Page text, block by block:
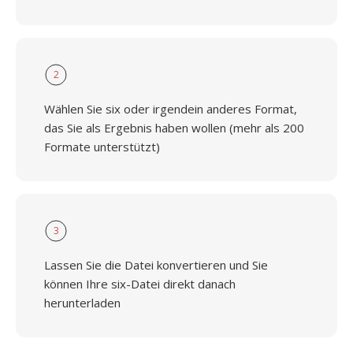
2
Wählen Sie six oder irgendein anderes Format,
das Sie als Ergebnis haben wollen (mehr als 200
Formate unterstützt)
3
Lassen Sie die Datei konvertieren und Sie
können Ihre six-Datei direkt danach
herunterladen